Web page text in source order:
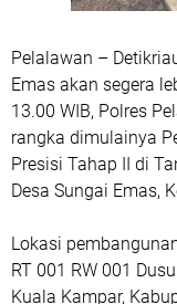
Pelalawan –
Emas akan segera
13.00 WIB, Polres
rangka dimulainya
Presisi Tahap II di
Desa Sungai Emas,
Lokasi
RT 001 RW 001
Kuala Kampar,